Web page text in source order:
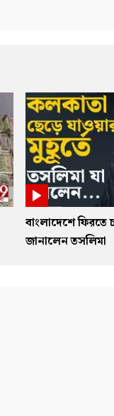
বাংলাদেশে ফিরতে
জানালেন তসলিমা